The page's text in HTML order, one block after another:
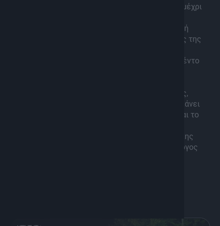
στον χώρο της κρητικής μουσικής και από τότε μέχρι
Το 2015 κυκλοφόρησε η πρώτη του δισκογραφική
δουλειά με τίτλο “Το φως του έρωτα” σε στίχους της
Ηγουμενάκη, αλλά και του ίδιου, καθώς έχει ταλέντο
συμμετάσχει σε πολλές δισκογραφικές δουλειές,
φεστιβάλ, πολιτιστικές εκδηλώσεις, αλλά έχει κάνει
και πολλές live εμφανίσεις σε όλη την Ελλάδα και το
Μαζί του παίζουν οι μουσικοί: Μανόλης Αλεγκάκης
(λαούτο), Γιώργος Μπαλτζάκης (κιθάρα) και Γιώργος